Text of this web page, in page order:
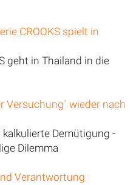
CROOKS spielt in
geht in Thailand in die
Versuchung´ wieder nach
Demütigung -
Dilemma
Verantwortung